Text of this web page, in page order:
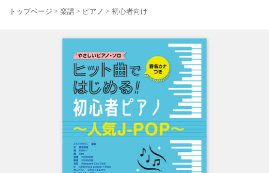
トップページ > 楽譜 > ピアノ > 初心者向け